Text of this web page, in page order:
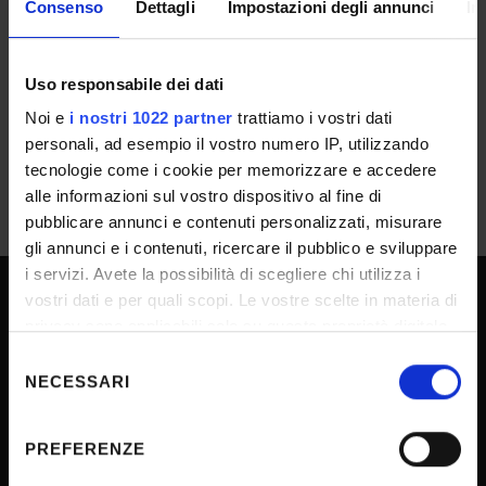
Consenso Dettagli Impostazioni degli annunci
Uso responsabile dei dati
Noi e i nostri 1022 partner trattiamo i vostri dati
personali, ad esempio il vostro numero IP, utilizzando
tecnologie come i cookie per memorizzare e accedere
alle informazioni sul vostro dispositivo al fine di
pubblicare annunci e contenuti personalizzati, misurare
gli annunci e i contenuti, ricercare il pubblico e sviluppare
i servizi. Avete la possibilità di scegliere chi utilizza i
vostri dati e per quali scopi. Le vostre scelte in materia di
modificare o revocare il proprio consenso in qualsiasi
momento dalla Dichiarazione sui cookie o facendo clic
delNECESSARI
PREFERENZE
IT | 140Kb
SPORTELLO ATENEO
Albo Ufficiale